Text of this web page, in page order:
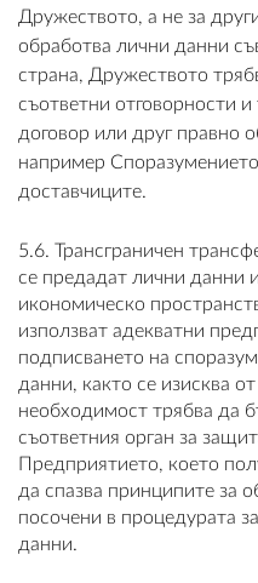
Дружеството, а не за
обработва лични данни
страна, Дружеството
съответни отговорности
договор или друг правно
например
доставчиците.
5.6. Трансграничен
се предадат лични данни
икономическо
използват адекватни
подписването на
данни, както се изисква
необходимост трябва да
съответния орган за
Предприятието, което
да спазва принципите за
посочени в процедурата
данни.